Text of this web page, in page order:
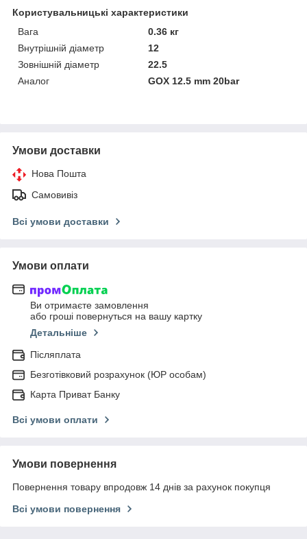
Користувальницькі характеристики
Вага
0.36 кг
Внутрішній діаметр
12
Зовнішній діаметр
22.5
Аналог
GOX 12.5 mm 20bar
Умови доставки
Нова Пошта
Самовивіз
Всі умови доставки
Умови оплати
Ви отримаєте замовлення
або гроші повернуться на вашу картку
Детальніше
Післяплата
Безготівковий розрахунок (ЮР особам)
Карта Приват Банку
Всі умови оплати
Умови повернення
Повернення товару впродовж 14 днів за рахунок покупця
Всі умови повернення